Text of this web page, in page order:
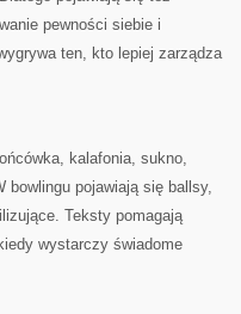
pewności siebie i
ten, kto lepiej zarządza
kalafonia, sukno,
pojawiają się ballsy,
Teksty pomagają
wystarczy świadome